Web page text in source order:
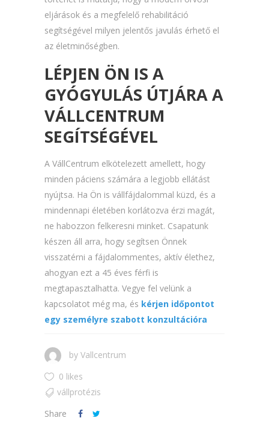
eljárások és a megfelelő rehabilitáció
segítségével milyen jelentős javulás érhető el
az életminőségben.
LÉPJEN ÖN IS A
GYÓGYULÁS ÚTJÁRA A
VÁLLCENTRUM
SEGÍTSÉGÉVEL
A VállCentrum elkötelezett amellett, hogy
minden páciens számára a legjobb ellátást
nyújtsa. Ha Ön is vállfájdalommal küzd, és a
mindennapi életében korlátozva érzi magát,
ne habozzon felkeresni minket. Csapatunk
készen áll arra, hogy segítsen Önnek
visszatérni a fájdalommentes, aktív élethez,
ahogyan ezt a 45 éves férfi is
megtapasztalhatta. Vegye fel velünk a
kapcsolatot még ma, és kérjen időpontot
egy személyre szabott konzultációra
by Vallcentrum
0 likes
vállprotézis
Share